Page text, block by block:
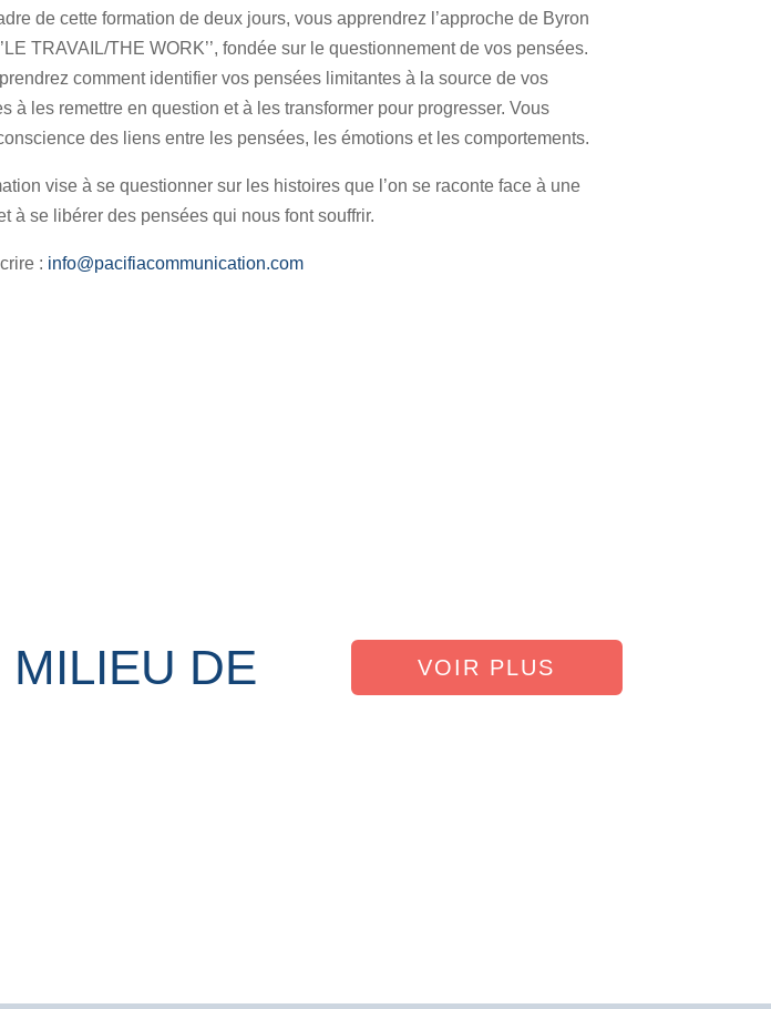
de cette formation de deux jours, vous apprendrez l’approche de Byron
TRAVAIL/THE WORK’’, fondée sur le questionnement de vos pensées.
comment identifier vos pensées limitantes à la source de vos
à les remettre en question et à les transformer pour progresser. Vous
des liens entre les pensées, les émotions et les comportements.
vise à se questionner sur les histoires que l’on se raconte face à une
à se libérer des pensées qui nous font souffrir.
: info@pacifiacommunication.com
DE
VOIR PLUS